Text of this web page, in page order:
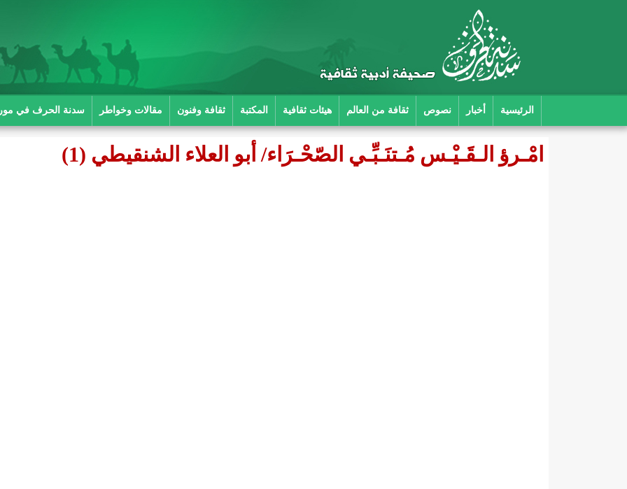
الرئيسية أخبار نصوص ثقافة من العالم هيئات ثقافية المكتبة ثقافة وفنون مقالات وخواطر سدنة الحرف في
امْـرؤ الـقَـيْـس مُـتنَـبِّـي الصّحْـرَاء/ أبو العلاء الشنقيطي (1)